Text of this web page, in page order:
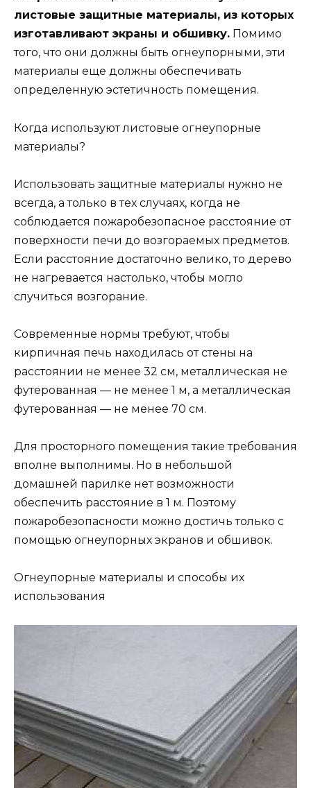
листовые защитные материалы, из которых
изготавливают экраны и обшивку. Помимо
того, что они должны быть огнеупорными, эти
материалы еще должны обеспечивать
определенную эстетичность помещения.
Когда используют листовые огнеупорные
материалы?
Использовать защитные материалы нужно не
всегда, а только в тех случаях, когда не
соблюдается пожаробезопасное расстояние от
поверхности печи до возгораемых предметов.
Если расстояние достаточно велико, то дерево
не нагревается настолько, чтобы могло
случиться возгорание.
Современные нормы требуют, чтобы
кирпичная печь находилась от стены на
расстоянии не менее 32 см, металлическая не
футерованная — не менее 1 м, а металлическая
футерованная — не менее 70 см.
Для просторного помещения такие требования
вполне выполнимы. Но в небольшой
домашней парилке нет возможности
обеспечить расстояние в 1 м. Поэтому
пожаробезопасности можно достичь только с
помощью огнеупорных экранов и обшивок.
Огнеупорные материалы и способы их
использования